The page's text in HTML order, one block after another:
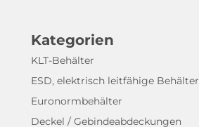
Kategorien
KLT-Behälter
ESD, elektrisch leitfähige Behälter
Euronormbehälter
Deckel / Gebindeabdeckungen